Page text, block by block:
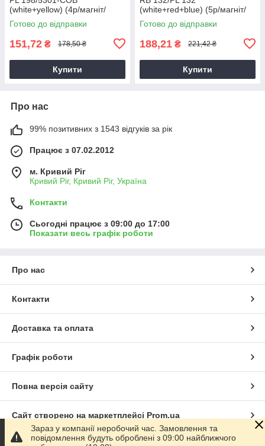
(white+yellow) (4р/магніт/
вбуд. акум./ЗП Type-C) в
асорт., світлодіодний ліхтар
Готово до відправки
151,72 ₴ 178,50 ₴
Купити
(white+red+blue) (5р/магніт/
вбуд. акум./ЗП Type-C),
світлодіодний ліхтар на
Готово до відправки
188,21 ₴ 221,42 ₴
Купити
Про нас
99% позитивних з 1543 відгуків за рік
Працює з 07.02.2012
м. Кривий Ріг
Кривий Ріг, Кривий Ріг, Україна
Контакти
Сьогодні працює з 09:00 до 17:00
Показати весь графік роботи
Про нас
Контакти
Доставка та оплата
Графік роботи
Повна версія сайту
Сайт створено на маркетплейсі Prom.ua
Політика конфіденційності
Зараз у компанії неробочий час. Замовлення та
повідомлення будуть оброблені з 09:00 найближчого